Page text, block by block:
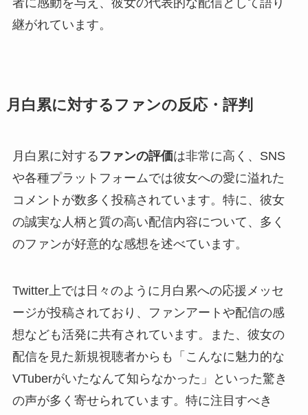
者に感動を与え、彼女の代表的な配信として語り
継がれています。
月白累に対するファンの反応・評判
月白累に対する ファンの評価は非常に高く、SNS
や各種プラットフォームでは彼女への愛に溢れた
コメントが数多く投稿されています。特に、彼女
の誠実な人柄と質の高い配信内容について、多く
のファンが好意的な感想を述べています。
Twitter上では日々のように月白累への応援メッセ
ージが投稿されており、ファンアートや配信の感
想なども活発に共有されています。また、彼女の
配信を見た新規視聴者からも「こんなに魅力的な
VTuberがいたなんて知らなかった」といった驚き
の声が多く寄せられています。特に注目すべき